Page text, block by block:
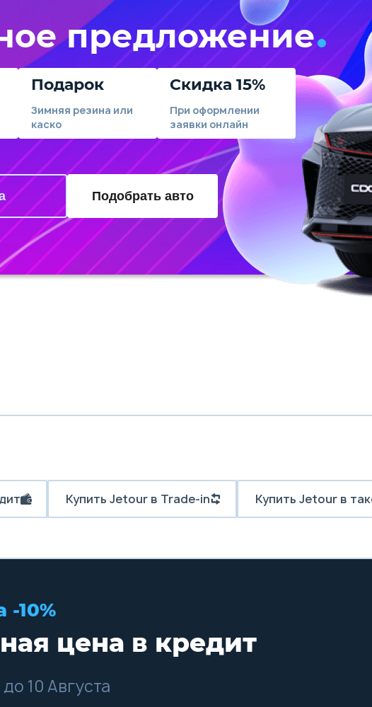
предложение
Подарок
Зимняя резина или
каско
Скидка 15%
При оформлении
заявки онлайн
Подобрать авто
Купить Jetour в Trade-in Купить Jetour в
-10%
цена в кредит
10 Августа